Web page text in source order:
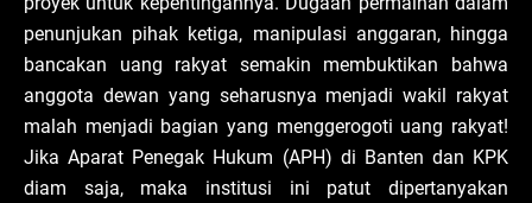
penunjukan pihak ketiga, manipulasi anggaran, hingga
bancakan uang rakyat semakin membuktikan bahwa
anggota dewan yang seharusnya menjadi wakil rakyat
malah menjadi bagian yang menggerogoti uang rakyat!
Jika Aparat Penegak Hukum (APH) di Banten dan KPK
diam saja, maka institusi ini patut dipertanyakan